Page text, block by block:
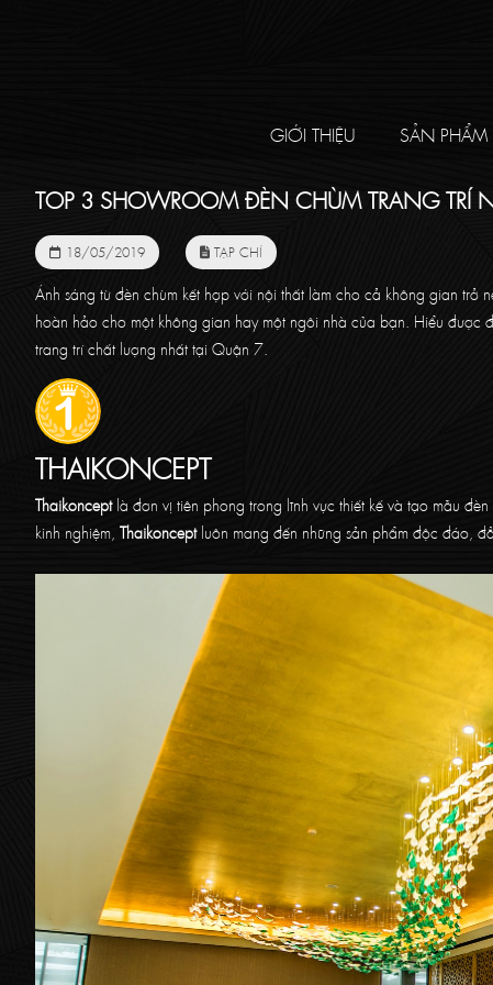
GIỚI THIỆU SẢN PHẨM
TOP 3 SHOWROOM ĐÈN CHÙM TRANG TRÍ
18/05/2019 TẠP CHÍ
Ánh sáng từ đèn chùm kết hợp với nội thất làm cho cả không gian
hoàn hảo cho một không gian hay một ngôi nhà của bạn. Hiểu được
trang trí chất lượng nhất tại Quận 7.
THAIKONCEPT
Thaikoncept là đơn vị tiên phong trong lĩnh vực thiết kế và tạo mẫu
kinh nghiệm, Thaikoncept luôn mang đến những sản phẩm độc đáo,